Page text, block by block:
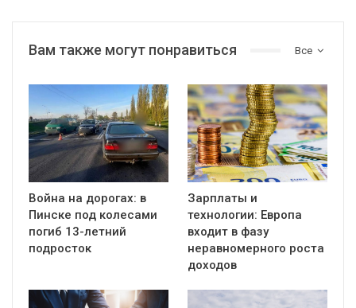
Все
Вам также могут понравиться
Война на дорогах: в
Пинске под колесами
погиб 13-летний
подросток
Зарплаты и
технологии: Европа
входит в фазу
неравномерного роста
доходов